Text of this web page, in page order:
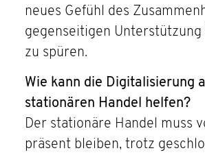
neues Gefühl des
gegenseitigen
zu spüren.
Wie kann die Digitalisierung
stationären Handel helfen?
Der stationäre Handel muss
präsent bleiben, trotz